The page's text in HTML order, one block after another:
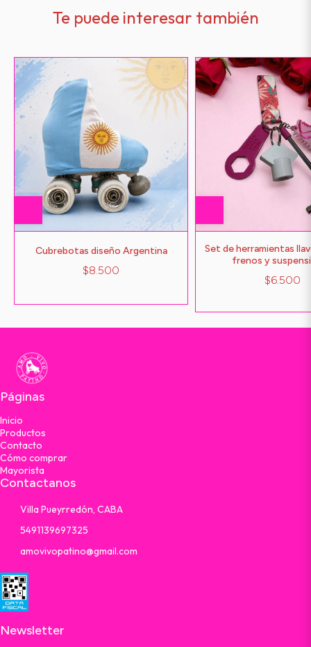
Te puede interesar también
Cubrebotas diseño Argentina
$8.500
Set de herramientas
frenos y
$6.500
Páginas
Inicio
Productos
Contacto
Cómo comprar
Mayorista
Contactanos
Villa Pueyrredón, CABA
5491139697325
amovivopatino@gmail.com
Newsletter